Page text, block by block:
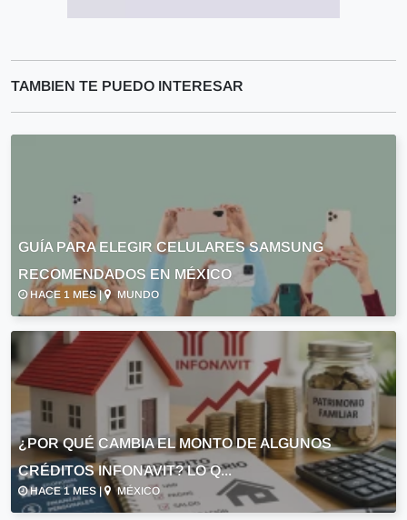
TAMBIEN TE PUEDO INTERESAR
GUÍA PARA ELEGIR CELULARES SAMSUNG
RECOMENDADOS EN MÉXICO
HACE 1 MES | MUNDO
¿POR QUÉ CAMBIA EL MONTO DE ALGUNOS
CRÉDITOS INFONAVIT? LO Q...
HACE 1 MES | MÉXICO